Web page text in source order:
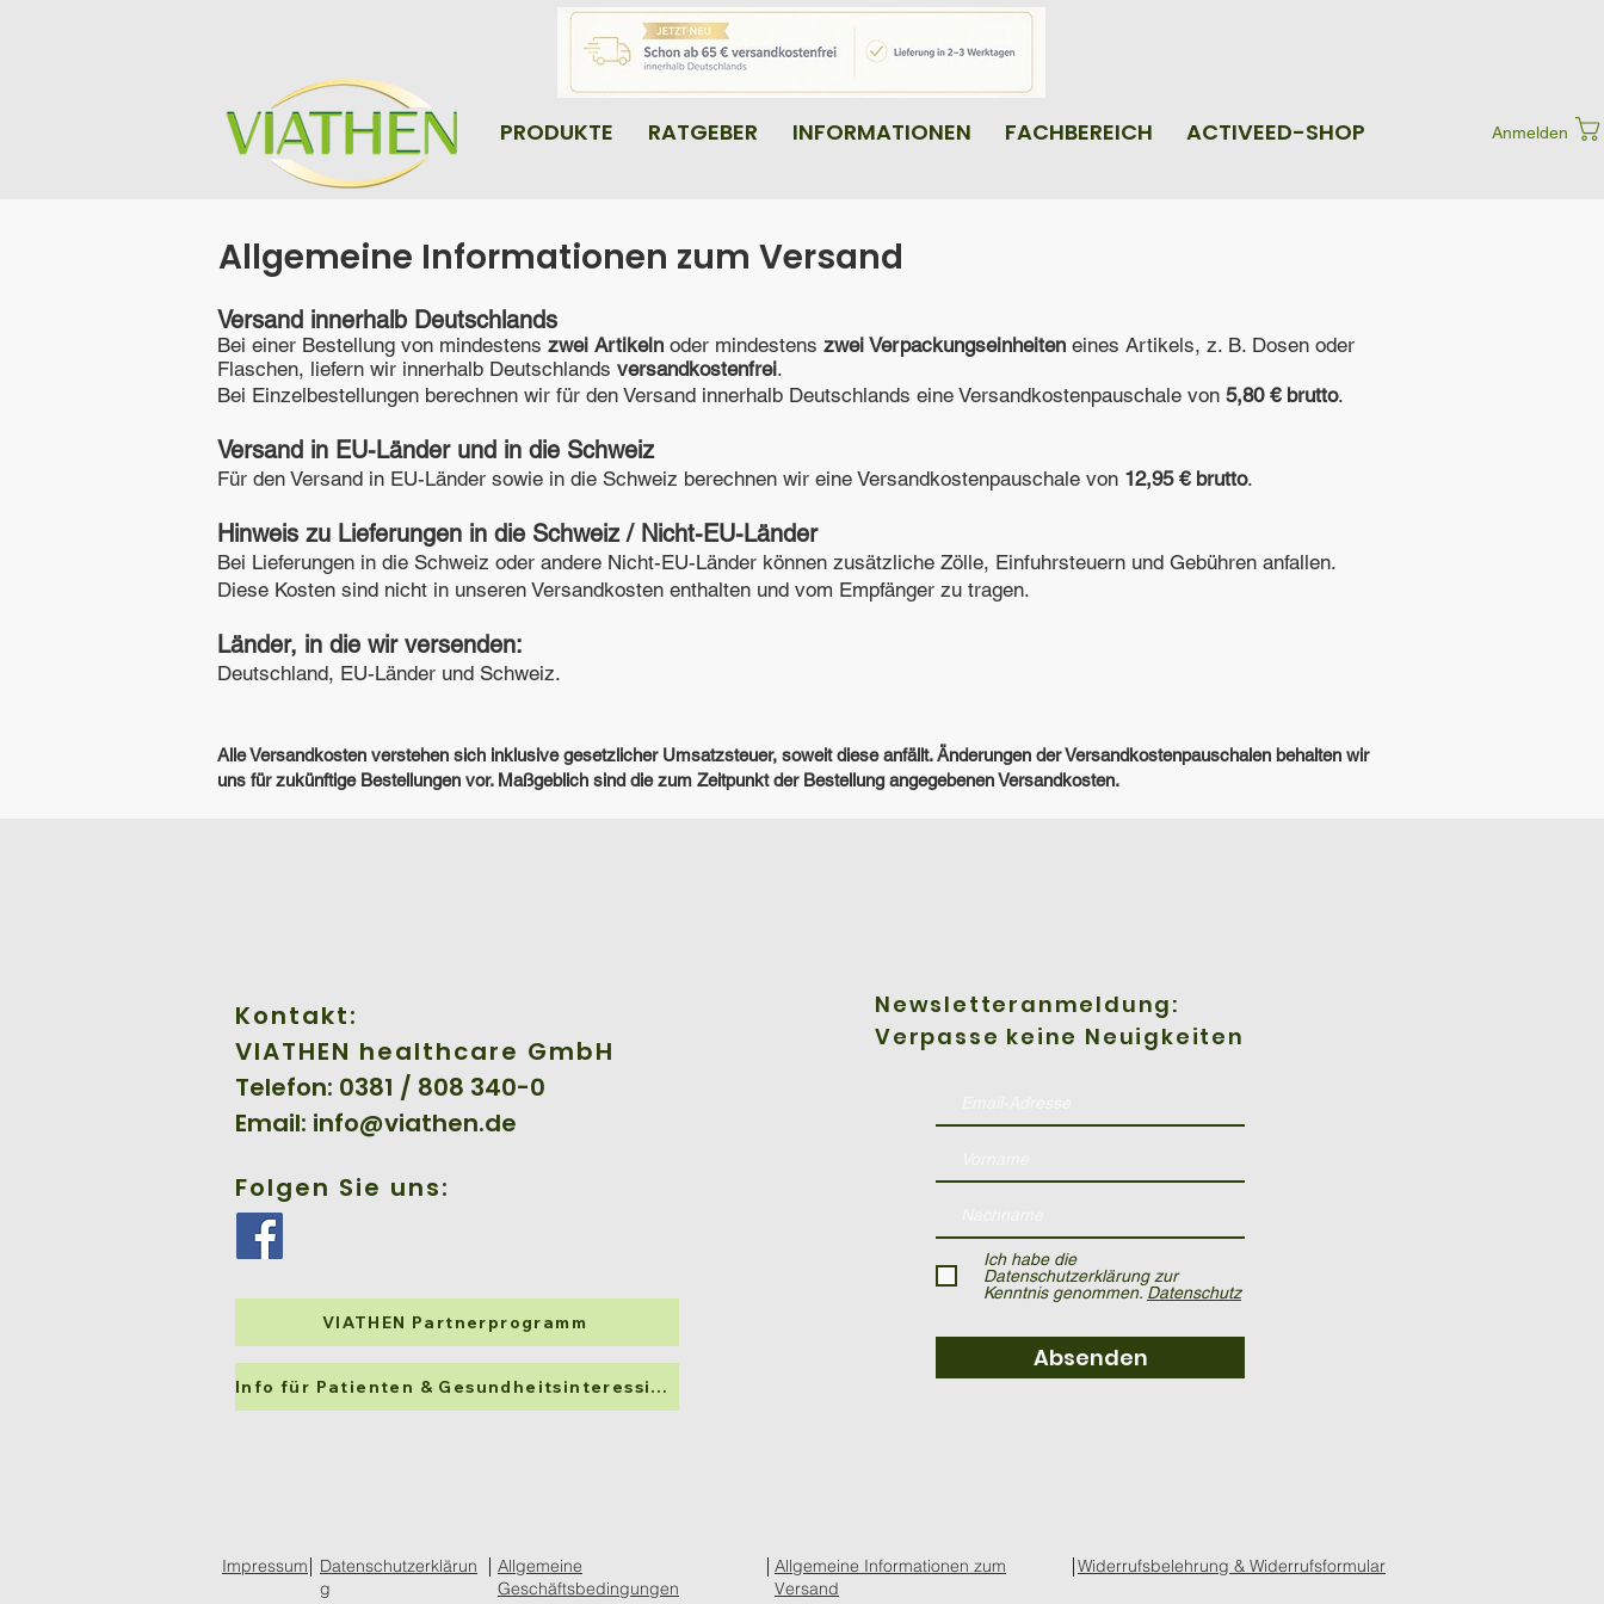
PRODUKTE RATGEBER INFORMATIONEN FACHBEREICH ACTIVEED-SHOP Anmelden
Allgemeine Informationen zum Versand
​​Versand innerhalb Deutschlands
Bei einer Bestellung von mindestens zwei Artikeln oder mindestens zwei Verpackungseinheiten eines Artikels, z. B. Dosen oder
Flaschen, liefern wir innerhalb Deutschlands versandkostenfrei.
Bei Einzelbestellungen berechnen wir für den Versand innerhalb Deutschlands eine Versandkostenpauschale von 5,80 € brutto.
Versand in EU-Länder und in die Schweiz
Für den Versand in EU-Länder sowie in die Schweiz berechnen wir eine Versandkostenpauschale von 12,95 € brutto.
Hinweis zu Lieferungen in die Schweiz / Nicht-EU-Länder
Bei Lieferungen in die Schweiz oder andere Nicht-EU-Länder können zusätzliche Zölle, Einfuhrsteuern und Gebühren anfallen.
Diese Kosten sind nicht in unseren Versandkosten enthalten und vom Empfänger zu tragen.
Länder, in die wir versenden:
Deutschland, EU-Länder und Schweiz.
​Alle Versandkosten verstehen sich inklusive gesetzlicher Umsatzsteuer, soweit diese anfällt. Änderungen der Versandkostenpauschalen behalten wir
uns für zukünftige Bestellungen vor. Maßgeblich sind die zum Zeitpunkt der Bestellung angegebenen Versandkosten.
Kontakt:​
VIATHEN healthcare GmbH
Telefon: 0381 / 808 340-0
Email: info@viathen.de
Newsletteranmeldung:
Verpasse keine Neuigkeiten
Ich habe die
Datenschutzerklärung zur
Kenntnis genommen. Datenschutz
Absenden
Folgen Sie uns:
VIATHEN Partnerprogramm
Info für Patienten & Gesundheitsinteressierte
Impressum
Datenschutzerklärun
g
Allgemeine
Geschäftsbedingungen
Allgemeine Informationen zum
Versand
Widerrufsbelehrung & Widerrufsformular